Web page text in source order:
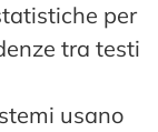
per
tra testi
usano